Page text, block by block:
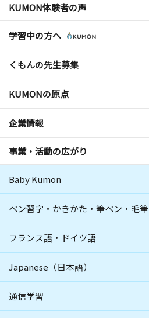
KUMON体験者の声
学習中の方へ
くもんの先生募集
KUMONの原点
企業情報
事業・活動の広がり
Baby Kumon
ペン習字・かきかた・筆ペン・毛筆
フランス語・ドイツ語
Japanese（日本語）
通信学習